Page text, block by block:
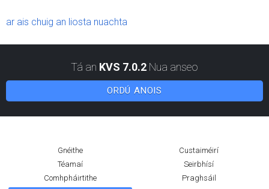
ar ais chuig an liosta nuachta
Tá an KVS 7.0.2 Nua anseo
ORDÚ ANOIS
Gnéithe
Custaiméirí
Téamaí
Seirbhísí
Comhpháirtithe
Praghsáil